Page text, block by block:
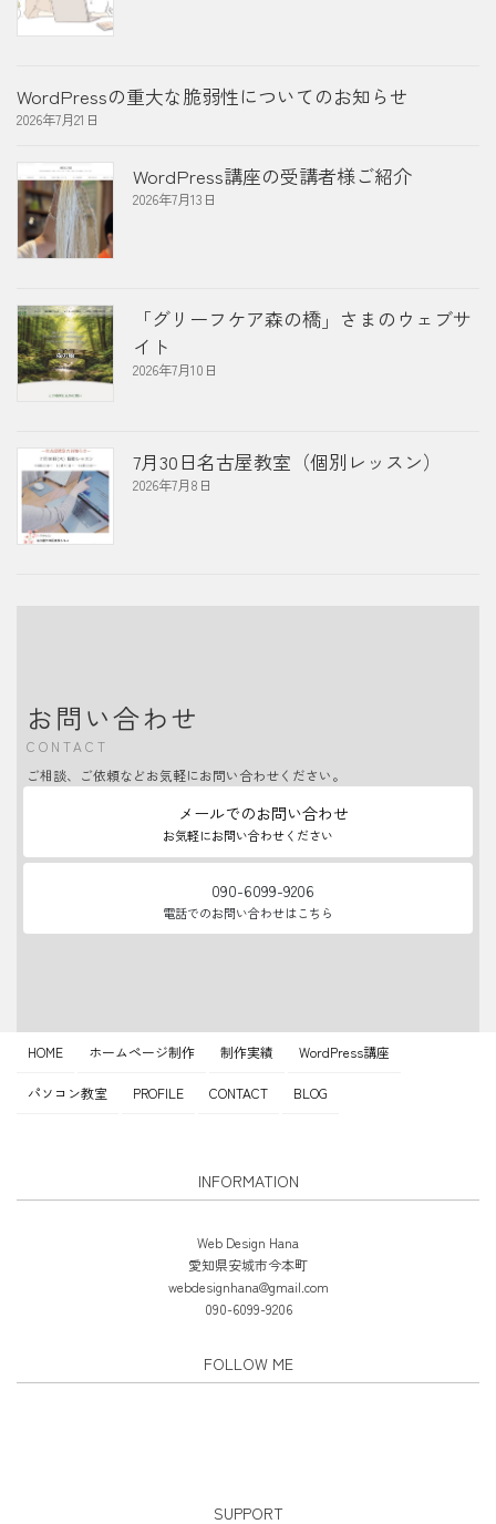
WordPressの重大な脆弱性についてのお知らせ
2026年7月21日
WordPress講座の受講者様ご紹介
2026年7月13日
「グリーフケア森の橋」さまのウェブサ
イト
2026年7月10日
7月30日名古屋教室（個別レッスン）
2026年7月8日
お問い合わせ
CONTACT
ご相談、ご依頼などお気軽にお問い合わせください。
メールでのお問い合わせ
お気軽にお問い合わせください
090-6099-9206
電話でのお問い合わせはこちら
HOME ホームページ制作 制作実績 WordPress講座
パソコン教室 PROFILE CONTACT BLOG
INFORMATION
Web Design Hana
愛知県安城市今本町
webdesignhana@gmail.com
090-6099-9206
FOLLOW ME
SUPPORT